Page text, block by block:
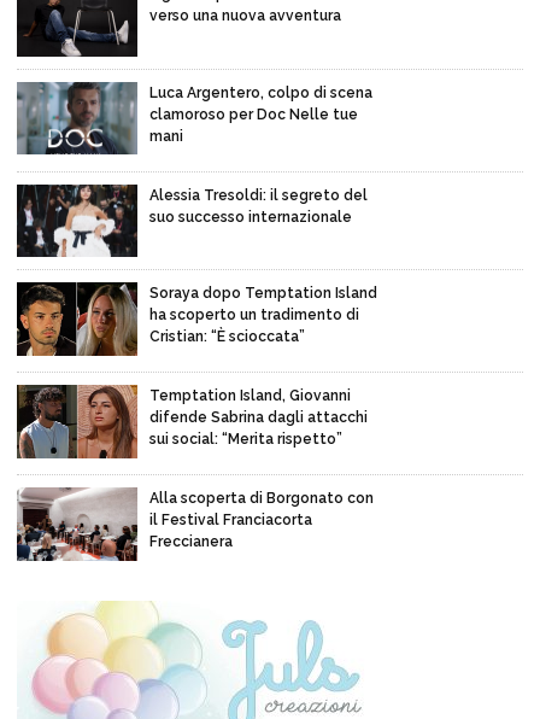
verso una nuova avventura
Luca Argentero, colpo di scena
clamoroso per Doc Nelle tue
mani
Alessia Tresoldi: il segreto del
suo successo internazionale
Soraya dopo Temptation Island
ha scoperto un tradimento di
Cristian: “È scioccata”
Temptation Island, Giovanni
difende Sabrina dagli attacchi
sui social: “Merita rispetto”
Alla scoperta di Borgonato con
il Festival Franciacorta
Freccianera